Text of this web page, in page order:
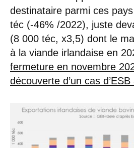
destinataire parmi ces
téc (-46% /2022), juste
(8 000 téc, x3,5) dont le
à la viande irlandaise en
fermeture en novembre
découverte d’un cas